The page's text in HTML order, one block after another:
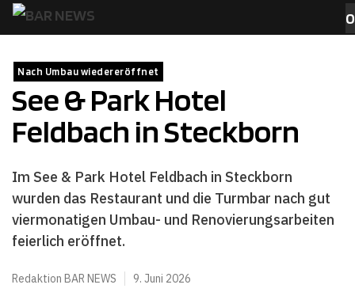
Zum
Inhalt
0
Nach Umbau wiedereröffnet
See & Park Hotel
Feldbach in Steckborn
Im See & Park Hotel Feldbach in Steckborn
wurden das Restaurant und die Turmbar nach gut
viermonatigen Umbau- und Renovierungsarbeiten
feierlich eröffnet.
Redaktion BAR NEWS 9. Juni 2026